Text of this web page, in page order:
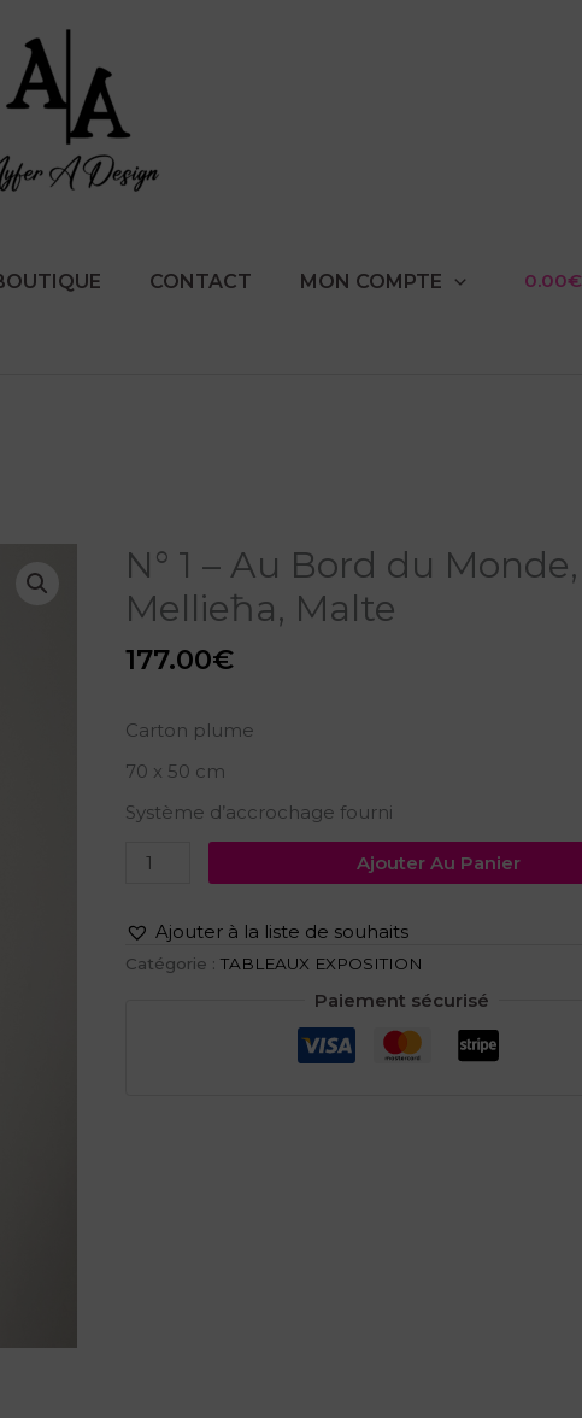
CONTACT MON COMPTE 0.00€
N° 1 – Au Bord du Monde,
Mellieħa, Malte
177.00€
Carton plume
70 x 50 cm
Système d’accrochage fourni
quantité
de
N°
1
-
Au
Monde,
Mellieħa,
Malte
Ajouter Au Panier
Ajouter à la liste de souhaits
Catégorie : TABLEAUX EXPOSITION
Paiement sécurisé